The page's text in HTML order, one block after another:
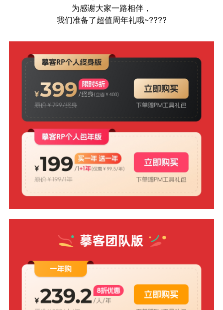
为感谢大家一路相伴，
我们准备了超值周年礼哦~????